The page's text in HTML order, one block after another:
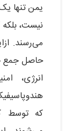
یمن تنها
نیست،
حاصل جمع
انرژی،
که توسط